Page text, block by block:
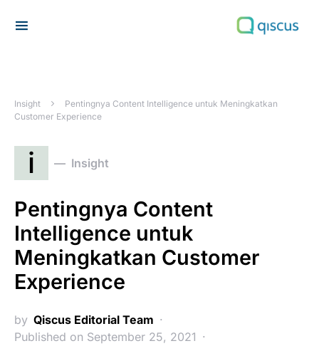
Insight
Pentingnya Content Intelligence untuk Meningkatkan
Customer Experience
i Insight
Pentingnya Content
Intelligence untuk
Meningkatkan Customer
Experience
by Qiscus Editorial Team
Published on September 25, 2021